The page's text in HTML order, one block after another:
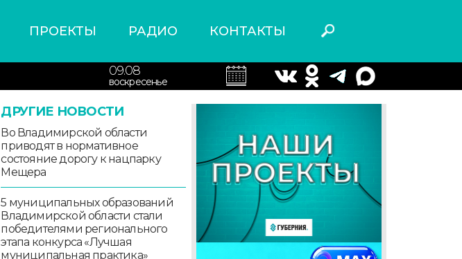
ПРОЕКТЫ РАДИО КОНТАКТЫ
09.08
воскресенье
ДРУГИЕ НОВОСТИ
Во Владимирской области
приводят в нормативное
состояние дорогу к нацпарку
Мещера
5 муниципальных образований
Владимирской области стали
победителями регионального
этапа конкурса «Лучшая
муниципальная практика»